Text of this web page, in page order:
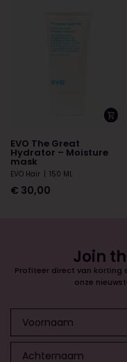
EVO The Great
Hydrator – Moisture
mask
EVO Hair 150 ML
€ 30,00
Join
Profiteer direct van korting
onze